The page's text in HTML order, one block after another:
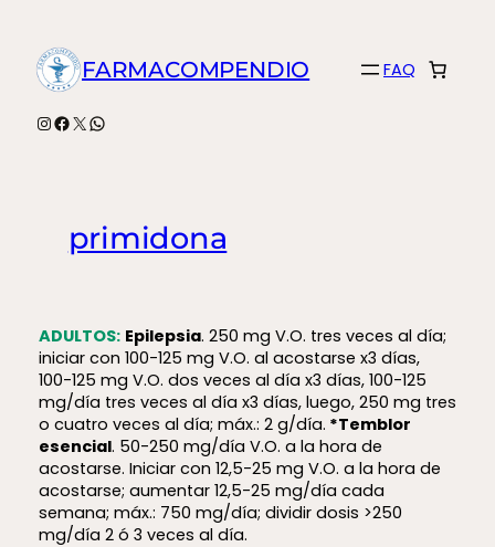
contenidoFARMACOMPENDIO FAQ
Instagram
Facebook
X WhatsApp
primidona
ADULTOS: Epilepsia. 250 mg V.O. tres veces al día;
iniciar con 100-125 mg V.O. al acostarse x3 días,
100-125 mg V.O. dos veces al día x3 días, 100-125
mg/día tres veces al día x3 días, luego, 250 mg tres
o cuatro veces al día; máx.: 2 g/día. *Temblor
esencial. 50-250 mg/día V.O. a la hora de
acostarse. Iniciar con 12,5-25 mg V.O. a la hora de
acostarse; aumentar 12,5-25 mg/día cada
semana; máx.: 750 mg/día; dividir dosis >250
mg/día 2 ó 3 veces al día.